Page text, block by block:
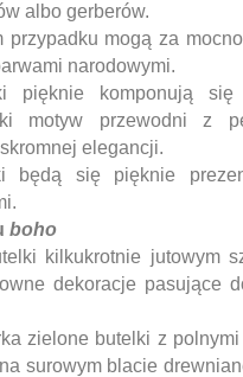
albo gerberów.
przypadku mogą za
narodowymi.
pięknie komponują
motyw przewodni z
elegancji.
będą się pięknie
boho
kilkukrotnie jutowym
dekoracje pasujące
zielone butelki z polnymi
surowym blacie